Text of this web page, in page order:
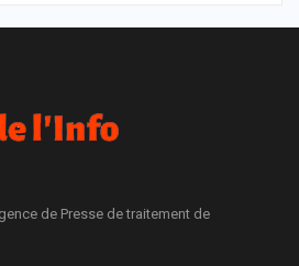
de Presse de traitement de